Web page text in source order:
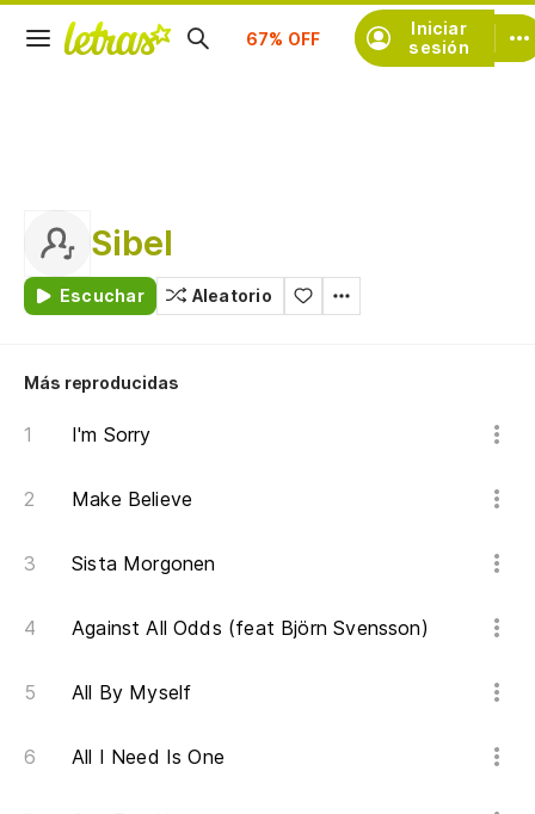
Iniciar
sesión
Suscríbete
Sibel
Escuchar Aleatorio
Más reproducidas
I'm Sorry
Make Believe
Sista Morgonen
Against All Odds (feat Björn Svensson)
All By Myself
All I Need Is One